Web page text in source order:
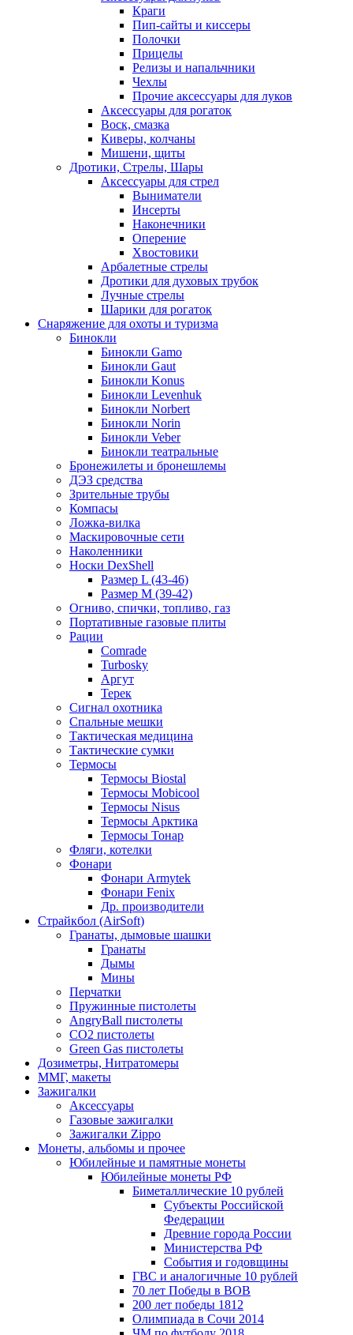
Краги
Пип-сайты и киссеры
Полочки
Прицелы
Релизы и напальчники
Чехлы
Прочие аксессуары для луков
Аксессуары для рогаток
Воск, смазка
Киверы, колчаны
Мишени, щиты
Дротики, Стрелы, Шары
Аксессуары для стрел
Выниматели
Инсерты
Наконечники
Оперение
Хвостовики
Арбалетные стрелы
Дротики для духовых трубок
Лучные стрелы
Шарики для рогаток
Снаряжение для охоты и туризма
Бинокли
Бинокли Gamo
Бинокли Gaut
Бинокли Konus
Бинокли Levenhuk
Бинокли Norbert
Бинокли Norin
Бинокли Veber
Бинокли театральные
Бронежилеты и бронешлемы
ДЭЗ средства
Зрительные трубы
Компасы
Ложка-вилка
Маскировочные сети
Наколенники
Носки DexShell
Размер L (43-46)
Размер M (39-42)
Огниво, спички, топливо, газ
Портативные газовые плиты
Рации
Comrade
Turbosky
Аргут
Терек
Сигнал охотника
Спальные мешки
Тактическая медицина
Тактические сумки
Термосы
Термосы Biostal
Термосы Mobicool
Термосы Nisus
Термосы Арктика
Термосы Тонар
Фляги, котелки
Фонари
Фонари Armytek
Фонари Fenix
Др. производители
Страйкбол (AirSoft)
Гранаты, дымовые шашки
Гранаты
Дымы
Мины
Перчатки
Пружинные пистолеты
AngryBall пистолеты
CO2 пистолеты
Green Gas пистолеты
Дозиметры, Нитратомеры
ММГ, макеты
Зажигалки
Аксессуары
Газовые зажигалки
Зажигалки Zippo
Монеты, альбомы и прочее
Юбилейные и памятные монеты
Юбилейные монеты РФ
Биметаллические 10 рублей
Субъекты Российской
Федерации
Древние города России
Министерства РФ
События и годовщины
ГВС и аналогичные 10 рублей
70 лет Победы в ВОВ
200 лет победы 1812
Олимпиада в Сочи 2014